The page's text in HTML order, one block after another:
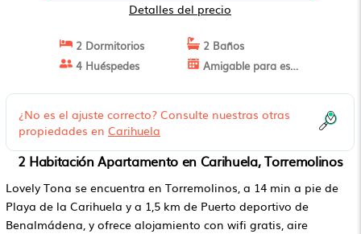
Detalles del precio
2 Dormitorios
2 Baños
4 Huéspedes
Amigable para estancias largas
¿No es el ajuste correcto? Consulte nuestras otras
propiedades en Carihuela
2 Habitación Apartamento en Carihuela, Torremolinos
Lovely Tona se encuentra en Torremolinos, a 14 min a pie de
Playa de la Carihuela y a 1,5 km de Puerto deportivo de
Benalmádena, y ofrece alojamiento con wifi gratis, aire